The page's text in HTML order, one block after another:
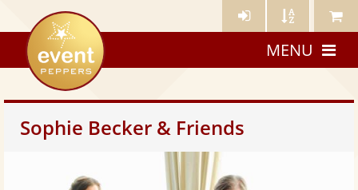
Künstler- Künstler Meine
eventpeppers
MENU
Sophie Becker & Friends